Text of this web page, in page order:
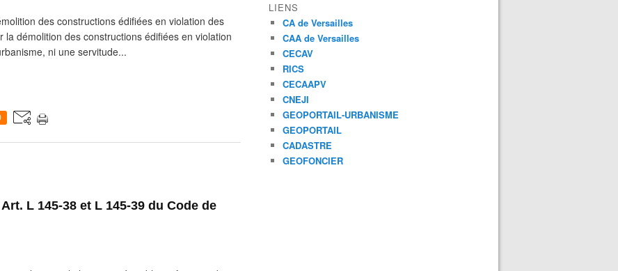
des constructions édifiées en violation des
la démolition des constructions édifiées en violation
ni une servitude...
L 145-38 et L 145-39 du Code de
LIENS
CA de Versailles
CAA de Versailles
CECAV
RICS
CECAAPV
CNEJI
GEOPORTAIL-URBANISME
GEOPORTAIL
CADASTRE
GEOFONCIER